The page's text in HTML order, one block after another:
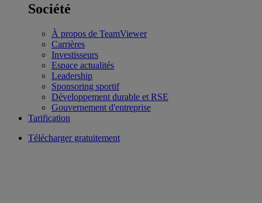
Société
À propos de TeamViewer
Carrières
Investisseurs
Espace actualités
Leadership
Sponsoring sportif
Développement durable et RSE
Gouvernement d'entreprise
Tarification
Télécharger gratuitement